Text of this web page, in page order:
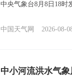
中央气象台8月8日18时
中国天气网 2026-08-
中小河流洪水气